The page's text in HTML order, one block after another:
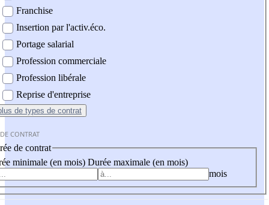
Franchise
Insertion par l'activ.éco.
Portage salarial
Profession commerciale
Profession libérale
Reprise d'entreprise
de types de contrat
CONTRAT
de contrat
minimale (en mois) Durée maximale (en mois)
mois